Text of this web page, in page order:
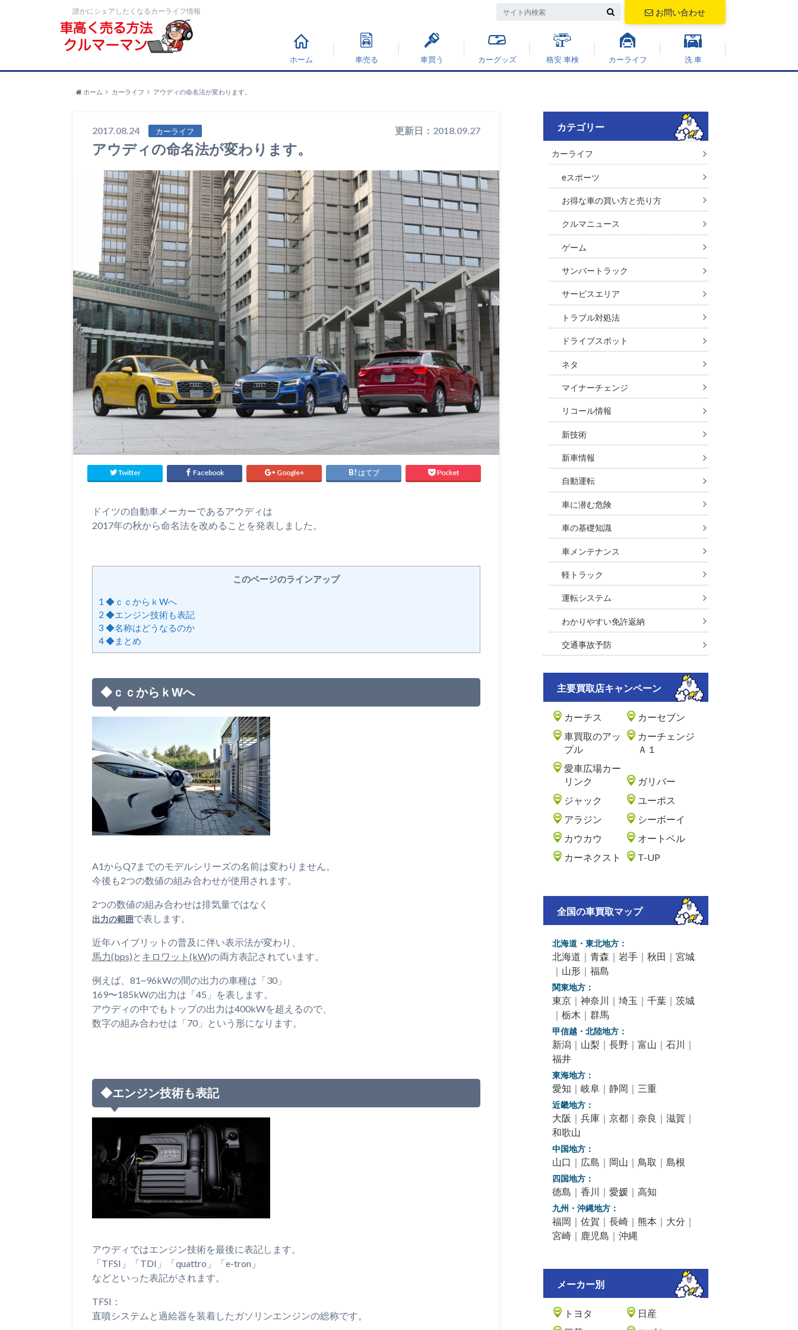
誰かにシェアしたくなるカーライフ情報 お問い合わせ
ホーム 車売る 車買う カーグッズ 格安 車検 カーライフ 洗 車
ホーム カーライフ アウディの命名法が変わります。
2017.08.24 カーライフ 更新日：2018.09.27
アウディの命名法が変わります。
Twitter Facebook Google+ はてブ Pocket
ドイツの自動車メーカーであるアウディは
2017年の秋から命名法を改めることを発表しました。
このページのラインアップ
1 ◆ｃｃからｋWへ
2 ◆エンジン技術も表記
3 ◆名称はどうなるのか
4◆まとめ
◆ｃｃからｋWへ
A1からQ7までのモデルシリーズの名前は変わりません。
今後も2つの数値の組み合わせが使用されます。
2つの数値の組み合わせは排気量ではなく
出力の範囲で表します。
近年ハイブリットの普及に伴い表示法が変わり、
馬力(bps) と キロワット(kW)の両方表記されています。
例えば、81~96kWの間の出力の車種は「30」
169〜185kWの出力は「45」を表します。
アウディの中でもトップの出力は400kWを超えるので、
数字の組み合わせは「70」という形になります。
◆エンジン技術も表記
アウディではエンジン技術を最後に表記します。
「TFSI」「TDI」「quattro」「e-tron」
などといった表記がされます。
TFSI：
直噴システムと過給器を装着したガソリンエンジンの総称です。
カテゴリー
カーライフ
eスポーツ
お得な車の買い方と売り方
クルマニュース
ゲーム
サンバートラック
サービスエリア
トラブル対処法
ドライブスポット
ネタ
マイナーチェンジ
リコール情報
新技術
新車情報
自動運転
車に潜む危険
車の基礎知識
車メンテナンス
軽トラック
運転システム
わかりやすい免許返納
交通事故予防
主要買取店キャンペーン
カーチス
カーセブン
車買取のアッ
プル
カーチェンジ
Ａ１
愛車広場カー
リンク
ガリバー
ジャック
ユーポス
アラジン
シーボーイ
カウカウ
オートベル
カーネクスト
T-UP
全国の車買取マップ
北海道・東北地方：
北海道 ｜ 青森 ｜ 岩手｜ 秋田 ｜ 宮城
｜ 山形｜ 福島
関東地方：
東京｜ 神奈川 ｜ 埼玉 ｜ 千葉｜ 茨城
｜ 栃木 ｜ 群馬
甲信越・北陸地方：
新潟 ｜ 山梨 ｜ 長野 ｜ 富山 ｜ 石川 ｜
福井
東海地方：
愛知 ｜ 岐阜｜ 静岡 ｜ 三重
近畿地方：
大阪 ｜ 兵庫｜ 京都｜ 奈良 ｜ 滋賀 ｜
和歌山
中国地方：
山口 ｜ 広島 ｜ 岡山 ｜ 鳥取 ｜ 島根
四国地方：
徳島 ｜ 香川 ｜ 愛媛｜ 高知
九州・沖縄地方：
福岡 ｜ 佐賀 ｜ 長崎｜ 熊本 ｜ 大分 ｜
宮崎｜ 鹿児島 ｜ 沖縄
メーカー別
トヨタ
日産